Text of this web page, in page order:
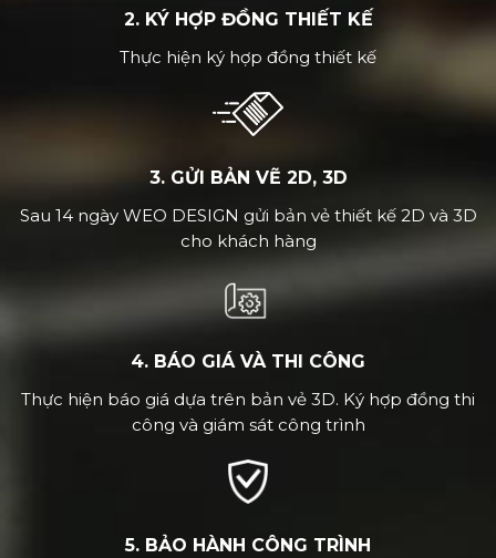
2. KÝ HỢP ĐỒNG THIẾT KẾ
Thực hiện ký hợp đồng thiết kế
3. GỬI BẢN VẼ 2D, 3D
Sau 14 ngày WEO DESIGN gửi bản vẻ thiết kế 2D và 3D
cho khách hàng
4. BÁO GIÁ VÀ THI CÔNG
Thực hiện báo giá dựa trên bản vẻ 3D. Ký hợp đồng thi
công và giám sát công trình
5. BẢO HÀNH CÔNG TRÌNH